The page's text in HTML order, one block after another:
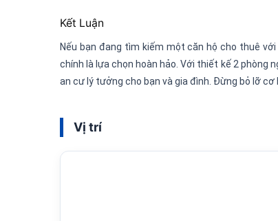
Kết Luận
Nếu bạn đang tìm kiếm một căn hộ cho thuê
chính là lựa chọn hoàn hảo. Với thiết kế 2 phòng
an cư lý tưởng cho bạn và gia đình. Đừng bỏ lỡ
Vị trí